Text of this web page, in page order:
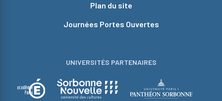
Plan du site
Journées Portes Ouvertes
UNIVERSITÉS PARTENAIRES